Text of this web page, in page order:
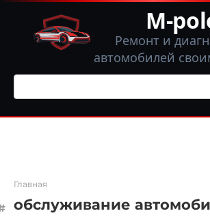
Перейти
контенту
M-
Ремонт и
автомобилей
Поиск:
Главная
обслуживание